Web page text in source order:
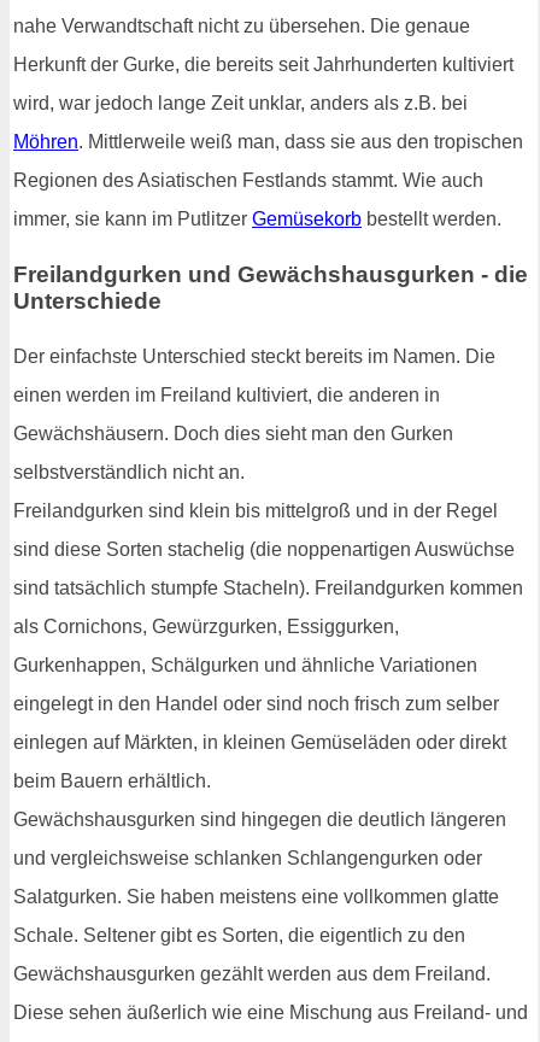
nahe Verwandtschaft nicht zu übersehen. Die genaue
Herkunft der Gurke, die bereits seit Jahrhunderten kultiviert
wird, war jedoch lange Zeit unklar, anders als z.B. bei
Möhren. Mittlerweile weiß man, dass sie aus den tropischen
Regionen des Asiatischen Festlands stammt. Wie auch
immer, sie kann im Putlitzer Gemüsekorb bestellt werden.
Freilandgurken und Gewächshausgurken - die
Unterschiede
Der einfachste Unterschied steckt bereits im Namen. Die
einen werden im Freiland kultiviert, die anderen in
Gewächshäusern. Doch dies sieht man den Gurken
selbstverständlich nicht an.
Freilandgurken sind klein bis mittelgroß und in der Regel
sind diese Sorten stachelig (die noppenartigen Auswüchse
sind tatsächlich stumpfe Stacheln). Freilandgurken kommen
als Cornichons, Gewürzgurken, Essiggurken,
Gurkenhappen, Schälgurken und ähnliche Variationen
eingelegt in den Handel oder sind noch frisch zum selber
einlegen auf Märkten, in kleinen Gemüseläden oder direkt
beim Bauern erhältlich.
Gewächshausgurken sind hingegen die deutlich längeren
und vergleichsweise schlanken Schlangengurken oder
Salatgurken. Sie haben meistens eine vollkommen glatte
Schale. Seltener gibt es Sorten, die eigentlich zu den
Gewächshausgurken gezählt werden aus dem Freiland.
Diese sehen äußerlich wie eine Mischung aus Freiland- und